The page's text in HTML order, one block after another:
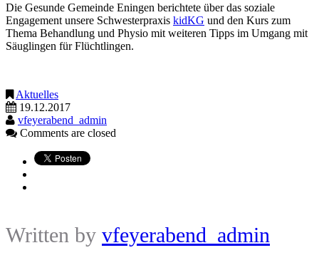
Die Gesunde Gemeinde Eningen berichtete über das soziale
Engagement unsere Schwesterpraxis kidKG und den Kurs zum
Thema Behandlung und Physio mit weiteren Tipps im Umgang mit
Säuglingen für Flüchtlingen.
Aktuelles
19.12.2017
vfeyerabend_admin
Comments are closed
Written by vfeyerabend_admin